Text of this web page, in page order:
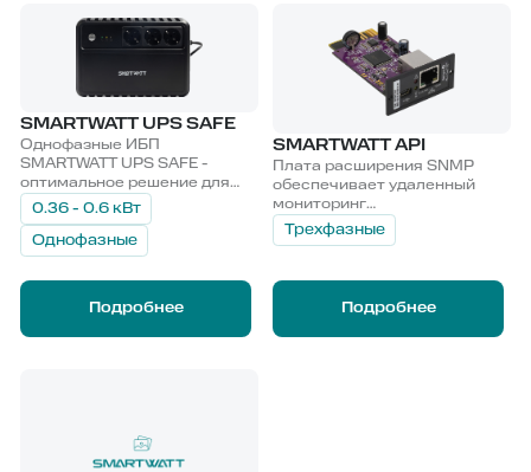
SMARTWATT UPS SAFE
Однофазные ИБП
SMARTWATT UPS SAFE -
оптимальное решение для
бесперебойного питания
мультимедийного
оборудования,
аудиоустройств и других
маломощных приборов.
0.36 - 0.6 кВт
Однофазные
Подробнее
SMARTWATT API
Плата расширения SNMP
обеспечивает удаленный
мониторинг
работоспособности ИБП в
режиме реального времени.
Трехфазные
Подробнее